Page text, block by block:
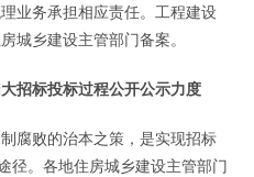
业务承担相应责任。工程建设
城乡建设主管部门备案。
招标投标过程公开公示力度
败的治本之策，是实现招标
径。各地住房城乡建设主管部门